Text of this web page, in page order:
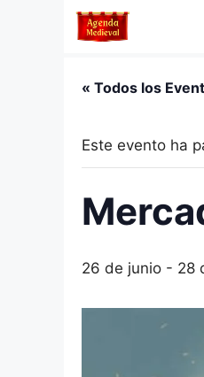
« Todos los
Este evento ha
26 de junio - 28